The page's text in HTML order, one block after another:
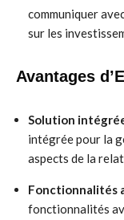
communiquer
sur les
Avantages
Solution
intégrée pour la
aspects de la
Fonctionnalités
fonctionnalités